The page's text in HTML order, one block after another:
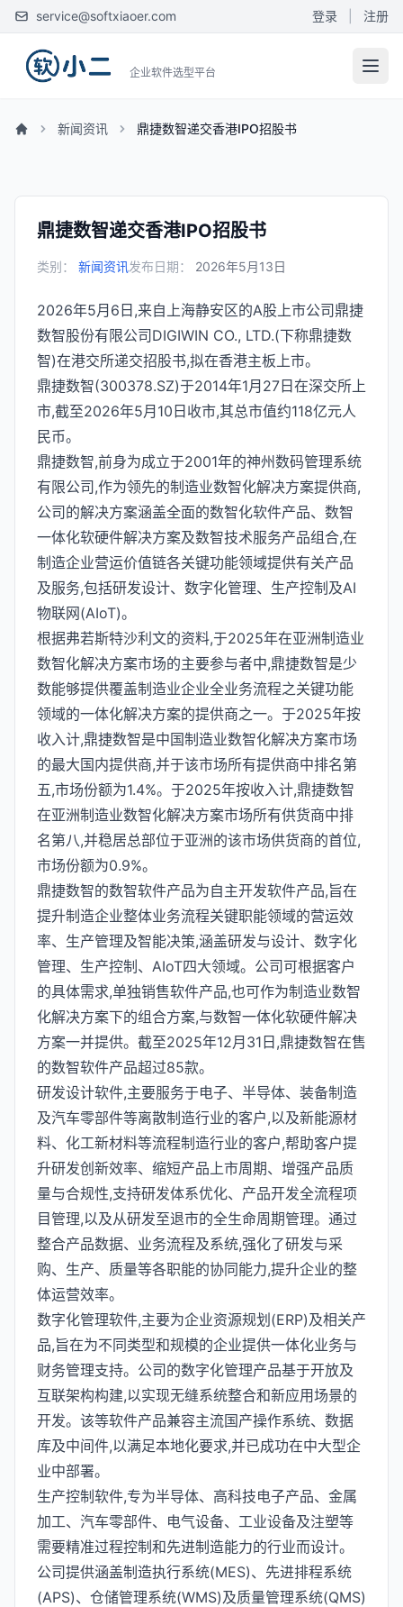
service@softxiaoer.com 登录 注册
企业软件选型平台
新闻资讯 鼎捷数智递交香港IPO招股书
鼎捷数智递交香港IPO招股书
类别： 新闻资讯发布日期： 2026年5月13日
2026年5月6日,来自上海静安区的A股上市公司鼎捷
数智股份有限公司DIGIWIN CO., LTD.(下称鼎捷数
智)在港交所递交招股书,拟在香港主板上市。
鼎捷数智(300378.SZ)于2014年1月27日在深交所上
市,截至2026年5月10日收市,其总市值约118亿元人
民币。
鼎捷数智,前身为成立于2001年的神州数码管理系统
有限公司,作为领先的制造业数智化解决方案提供商,
公司的解决方案涵盖全面的数智化软件产品、数智
一体化软硬件解决方案及数智技术服务产品组合,在
制造企业营运价值链各关键功能领域提供有关产品
及服务,包括研发设计、数字化管理、生产控制及AI
物联网(AIoT)。
根据弗若斯特沙利文的资料,于2025年在亚洲制造业
数智化解决方案市场的主要参与者中,鼎捷数智是少
数能够提供覆盖制造业企业全业务流程之关键功能
领域的一体化解决方案的提供商之一。于2025年按
收入计,鼎捷数智是中国制造业数智化解决方案市场
的最大国内提供商,并于该市场所有提供商中排名第
五,市场份额为1.4%。于2025年按收入计,鼎捷数智
在亚洲制造业数智化解决方案市场所有供货商中排
名第八,并稳居总部位于亚洲的该市场供货商的首位,
市场份额为0.9%。
鼎捷数智的数智软件产品为自主开发软件产品,旨在
提升制造企业整体业务流程关键职能领域的营运效
率、生产管理及智能决策,涵盖研发与设计、数字化
管理、生产控制、AIoT四大领域。公司可根据客户
的具体需求,单独销售软件产品,也可作为制造业数智
化解决方案下的组合方案,与数智一体化软硬件解决
方案一并提供。截至2025年12月31日,鼎捷数智在售
的数智软件产品超过85款。
研发设计软件,主要服务于电子、半导体、装备制造
及汽车零部件等离散制造行业的客户,以及新能源材
料、化工新材料等流程制造行业的客户,帮助客户提
升研发创新效率、缩短产品上市周期、增强产品质
量与合规性,支持研发体系优化、产品开发全流程项
目管理,以及从研发至退市的全生命周期管理。通过
整合产品数据、业务流程及系统,强化了研发与采
购、生产、质量等各职能的协同能力,提升企业的整
体运营效率。
数字化管理软件,主要为企业资源规划(ERP)及相关产
品,旨在为不同类型和规模的企业提供一体化业务与
财务管理支持。公司的数字化管理产品基于开放及
互联架构构建,以实现无缝系统整合和新应用场景的
开发。该等软件产品兼容主流国产操作系统、数据
库及中间件,以满足本地化要求,并已成功在中大型企
业中部署。
生产控制软件,专为半导体、高科技电子产品、金属
加工、汽车零部件、电气设备、工业设备及注塑等
需要精准过程控制和先进制造能力的行业而设计。
公司提供涵盖制造执行系统(MES)、先进排程系统
(APS)、仓储管理系统(WMS)及质量管理系统(QMS)